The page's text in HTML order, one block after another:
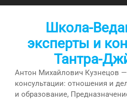
Перейти
Школа-
эксперты и
Тантра-
Антон Михайлович Кузнецов —
консультации: отношения и
и образование,